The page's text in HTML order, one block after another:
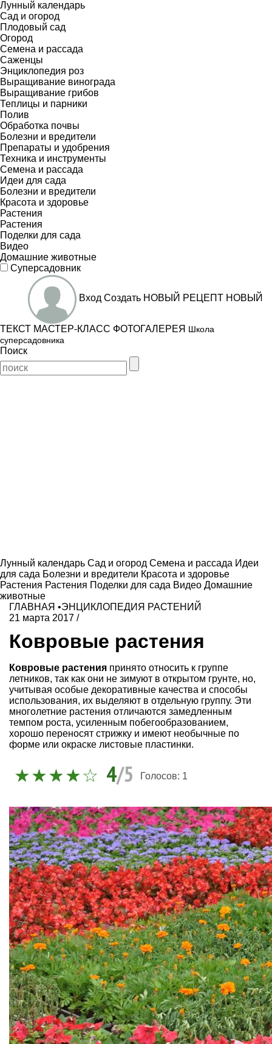
Лунный календарь
Сад и огород
Плодовый сад
Огород
Семена и рассада
Саженцы
Энциклопедия роз
Выращивание винограда
Выращивание грибов
Теплицы и парники
Полив
Обработка почвы
Болезни и вредители
Препараты и удобрения
Техника и инструменты
Семена и рассада
Идеи для сада
Болезни и вредители
Красота и здоровье
Растения
Растения
Поделки для сада
Видео
Домашние животные
Суперсадовник
Вход Создать НОВЫЙ РЕЦЕПТ НОВЫЙ
ТЕКСТ МАСТЕР-КЛАСС ФОТОГАЛЕРЕЯ Школа
суперсадовника
Поиск
Лунный календарь Сад и огород Семена и рассада Идеи
для сада Болезни и вредители Красота и здоровье
Растения Растения Поделки для сада Видео Домашние
животные
ГЛАВНАЯ •ЭНЦИКЛОПЕДИЯ РАСТЕНИЙ
21 марта 2017 /
Ковровые растения
Ковровые растения принято относить к группе
летников, так как они не зимуют в открытом грунте, но,
учитывая особые декоративные качества и способы
использования, их выделяют в отдельную группу. Эти
многолетние растения отличаются замедленным
темпом роста, усиленным побегообразованием,
хорошо переносят стрижку и имеют необычные по
форме или окраске листовые пластинки.
4/5 Голосов: 1